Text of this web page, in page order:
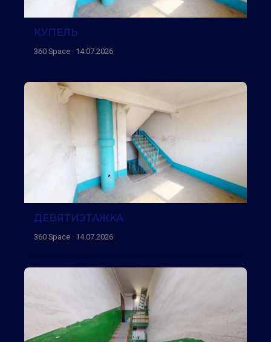
КУПЕЛЬ
360 Space · 14.07.2026
ДЕВЯТИЭТАЖКА
360 Space · 14.07.2026